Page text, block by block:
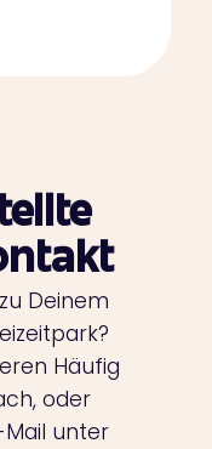
Deinem
Häufig
oder
unter